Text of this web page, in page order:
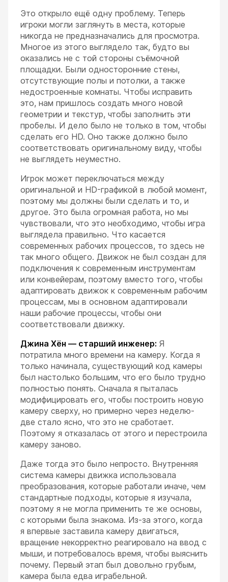
Это открыло ещё одну проблему. Теперь
игроки могли заглянуть в места, которые
никогда не предназначались для просмотра.
Многое из этого выглядело так, будто вы
оказались не с той стороны съёмочной
площадки. Были односторонние стены,
отсутствующие полы и потолки, а также
недостроенные комнаты. Чтобы исправить
это, нам пришлось создать много новой
геометрии и текстур, чтобы заполнить эти
пробелы. И дело было не только в том, чтобы
сделать его HD. Оно также должно было
соответствовать оригинальному виду, чтобы
не выглядеть неуместно.
Игрок может переключаться между
оригинальной и HD-графикой в любой момент,
поэтому мы должны были сделать и то, и
другое. Это была огромная работа, но мы
чувствовали, что это необходимо, чтобы игра
выглядела правильно. Что касается
современных рабочих процессов, то здесь не
так много общего. Движок не был создан для
подключения к современным инструментам
или конвейерам, поэтому вместо того, чтобы
адаптировать движок к современным рабочим
процессам, мы в основном адаптировали
наши рабочие процессы, чтобы они
соответствовали движку.
Джина Хён — старший инженер: Я
потратила много времени на камеру. Когда я
только начинала, существующий код камеры
был настолько большим, что его было трудно
полностью понять. Сначала я пыталась
модифицировать его, чтобы построить новую
камеру сверху, но примерно через неделю-
две стало ясно, что это не сработает.
Поэтому я отказалась от этого и перестроила
камеру заново.
Даже тогда это было непросто. Внутренняя
система камеры движка использовала
преобразования, которые работали иначе, чем
стандартные подходы, которые я изучала,
поэтому я не могла применить те же основы,
с которыми была знакома. Из-за этого, когда
я впервые заставила камеру двигаться,
вращение некорректно реагировало на ввод с
мыши, и потребовалось время, чтобы выяснить
почему. Первый этап был довольно грубым,
камера была едва играбельной.